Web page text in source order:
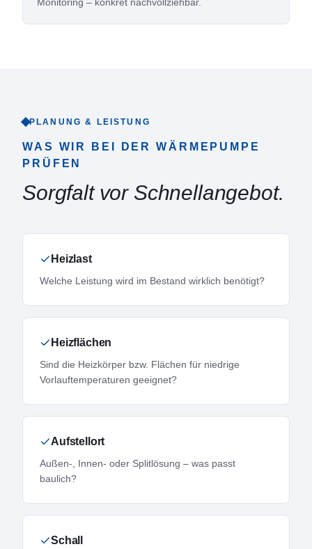
PLANUNG & LEISTUNG
WAS WIR BEI DER WÄRMEPUMPE
PRÜFEN
Sorgfalt vor Schnellangebot.
Heizlast
Welche Leistung wird im Bestand wirklich benötigt?
Heizflächen
Sind die Heizkörper bzw. Flächen für niedrige
Vorlauftemperaturen geeignet?
Aufstellort
Außen-, Innen- oder Splitlösung – was passt
baulich?
Schall